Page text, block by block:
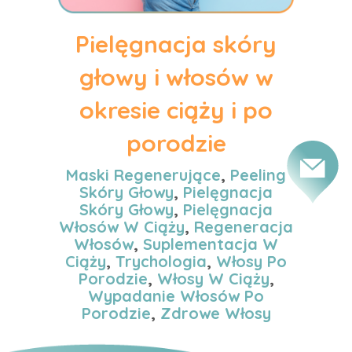
Pielęgnacja skóry
głowy i włosów w
okresie ciąży i po
porodzie
Maski Regenerujące, Peeling
Skóry Głowy, Pielęgnacja
Skóry Głowy, Pielęgnacja
Włosów W Ciąży, Regeneracja
Włosów, Suplementacja W
Ciąży, Trychologia, Włosy Po
Porodzie, Włosy W Ciąży,
Wypadanie Włosów Po
Porodzie, Zdrowe Włosy